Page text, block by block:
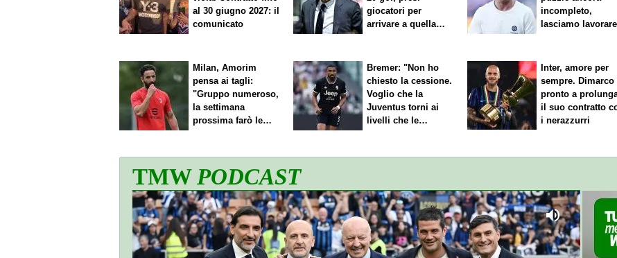
al 30 giugno 2027: il
comunicato
giocatori per
arrivare a quella
incompleto,
lasciamo
Milan, Amorim
pensa ai tagli:
"Gruppo numeroso,
la settimana
prossima farò le
Bremer: "Non ho
chiesto la cessione.
Voglio che la
Juventus torni ai
livelli che le
Inter, amore per
sempre. Dimarco
pronto a
il suo contratto
i nerazzurri
TMWPODCAST